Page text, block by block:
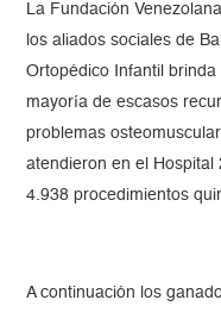
La Fundación
los aliados sociales de
Ortopédico Infantil
mayoría de escasos
problemas
atendieron en el Hospital
4.938 procedimientos
A continuación los